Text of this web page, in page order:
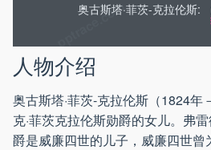
奥古斯塔·菲茨-克拉伦斯:
人物介绍
奥古斯塔·菲茨-克拉伦斯（1824年
克·菲茨克拉伦斯勋爵的女儿。弗
爵是威廉四世的儿子，威廉四世曾